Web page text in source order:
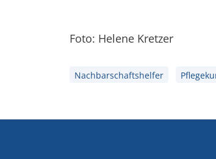
Foto: Helene Kretzer
Nachbarschaftshelfer